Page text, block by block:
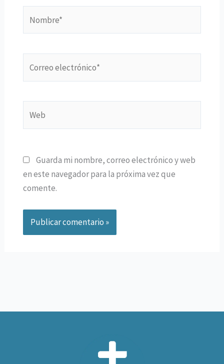
electrónico*
Guarda mi nombre, correo electrónico y web
en este navegador para la próxima vez que
comente.